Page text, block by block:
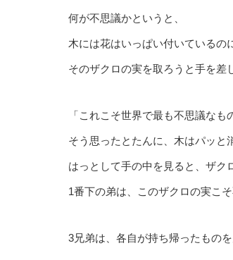
何が不思議かというと、
木には花はいっぱい付いているの
そのザクロの実を取ろうと手を差
「これこそ世界で最も不思議なも
そう思ったとたんに、木はパッと
はっとして手の中を見ると、ザク
1番下の弟は、このザクロの実こ
3兄弟は、各自が持ち帰ったものを